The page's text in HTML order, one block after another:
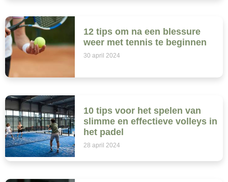
12 tips om na een blessure
weer met tennis te beginnen
30 april 2024
10 tips voor het spelen van
slimme en effectieve volleys in
het padel
28 april 2024